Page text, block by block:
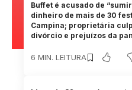
Buffet é acusado de
dinheiro de mais de 30
Campina; proprietária
divórcio e prejuízos da
6 MIN. LEITURA